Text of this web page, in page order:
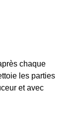
chaque
les parties
et avec